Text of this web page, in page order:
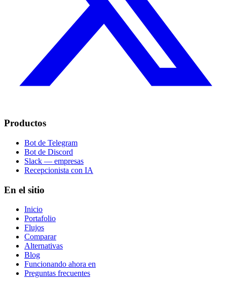
Productos
Bot de Telegram
Bot de Discord
Slack — empresas
Recepcionista con IA
En el sitio
Inicio
Portafolio
Flujos
Comparar
Alternativas
Blog
Funcionando ahora en
Preguntas frecuentes